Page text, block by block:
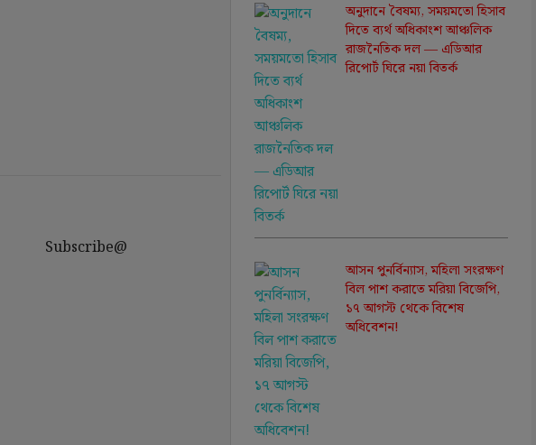
Subscribe@
অনুদানে বৈষম্য, সময়মতো হিসাব
দিতে ব্যর্থ অধিকাংশ আঞ্চলিক
রাজনৈতিক দল — এডিআর
রিপোর্ট ঘিরে নয়া বিতর্ক
আসন পুনর্বিন্যাস, মহিলা সংরক্ষণ
বিল পাশ করাতে মরিয়া বিজেপি,
১৭ আগস্ট থেকে বিশেষ
অধিবেশন!